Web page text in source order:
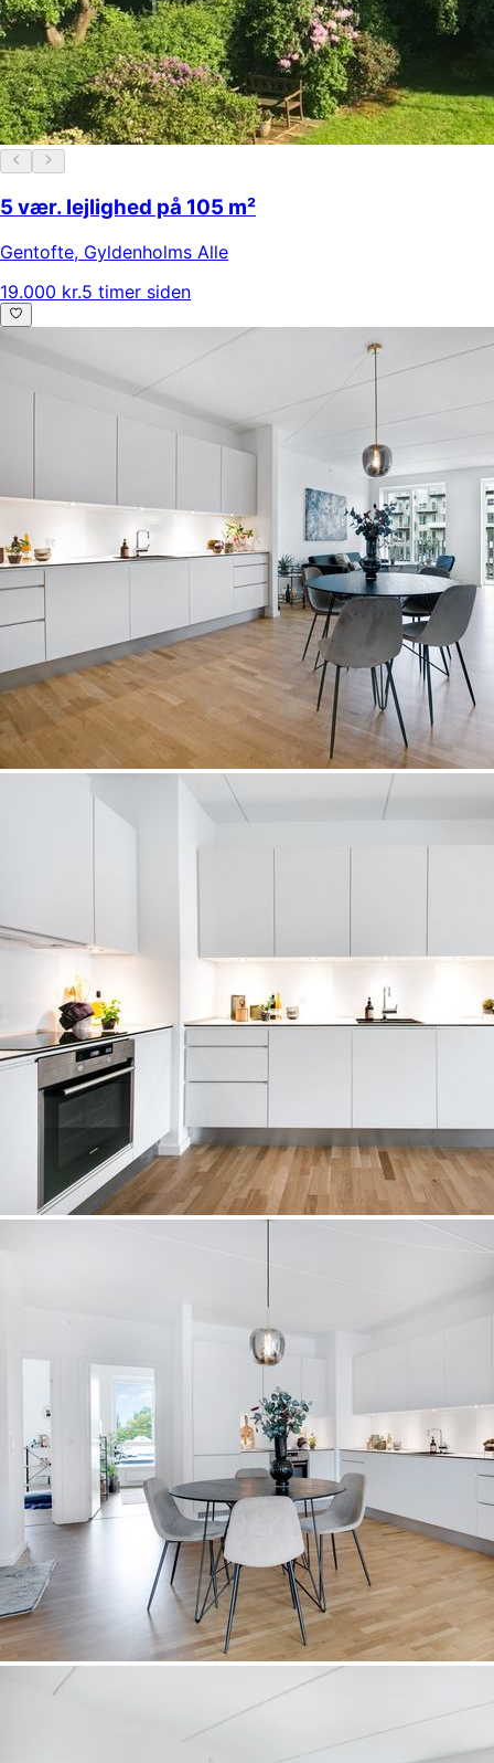
5 vær. lejlighed på 105 m²
Gentofte, Gyldenholms Alle
19.000 kr.5 timer siden